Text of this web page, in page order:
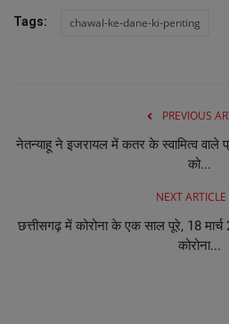
Tags: chawal-ke-dane-ki-penting
PREVIOUS
नेतन्याहू ने इजरायल में कतर के स्वामित्व वाले
को...
NEXT ARTICLE
छत्तीसगढ़ में कोरोना के एक साल पूरे, 18 मार्च
कोरोना...